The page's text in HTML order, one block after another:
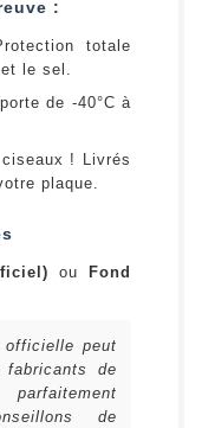
:
totale
le sel.
de -40°C à
! Livrés
plaque.
ou
Fond
peut
de
de